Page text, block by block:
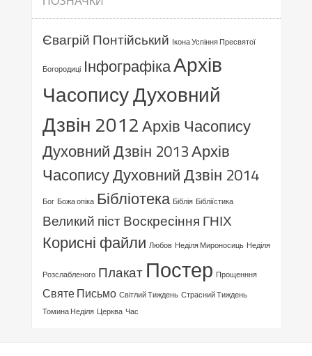
Євагрій Понтійський Ікона Успіння Пресвятої
Богородиці ІнфографікаАрхів
Часопису Духовний
Дзвін 2012Архів Часопису
Духовний Дзвін 2013Архів
Часопису Духовний Дзвін 2014
Бог Божа опіка Бібліотека Біблія Бібліїстика
Великий пістВоскресіння ГНІХ
Корисні файли Любов Неділя Мироносиць Неділя
Розслабленого Плакат Постер Прощенння
Святе Письмо Світлий Тиждень Страсний Тиждень
Томина Неділя Церква Час